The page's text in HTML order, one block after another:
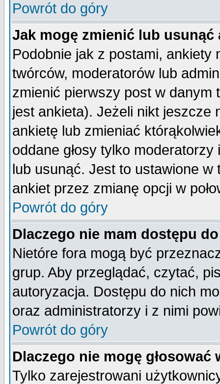
Powrót do góry
Jak mogę zmienić lub usunąć
Podobnie jak z postami,
twórców, moderatorów lub
zmienić pierwszy post w
jest ankieta). Jeżeli nikt jeszcze
ankietę lub zmieniać
oddane głosy tylko
lub usunąć. Jest to ustawione w
ankiet przez zmianę opcji w
Powrót do góry
Dlaczego nie mam dostępu
Nietóre fora mogą być
grup. Aby przeglądać, czytać,
autoryzacja. Dostępu do nich
oraz administratorzy i z nimi
Powrót do góry
Dlaczego nie mogę głosować
Tylko zarejestrowani